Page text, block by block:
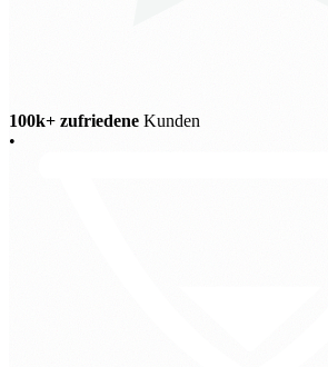
100k+ zufriedene Kunden
•